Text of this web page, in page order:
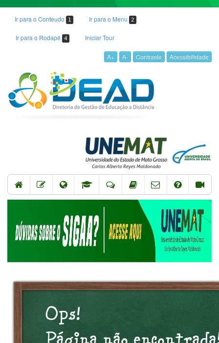
Ir para o Conteudo 1 Ir para o Menu 2
Ir para o Rodapé 4 Iniciar Tour
A+ A- Contraste Acessibilidade